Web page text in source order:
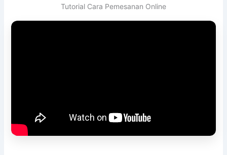
Tutorial Cara Pemesanan Online